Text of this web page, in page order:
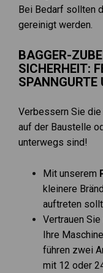
Bei Bedarf sollten
gereinigt werden.
BAGGER-
SICHERHEIT:
SPANNGURTE
Verbessern Sie
auf der Baustelle
unterwegs sind!
Mit unserem
kleinere
auftreten
Vertrauen
Ihre
führen zwei
mit 12 oder